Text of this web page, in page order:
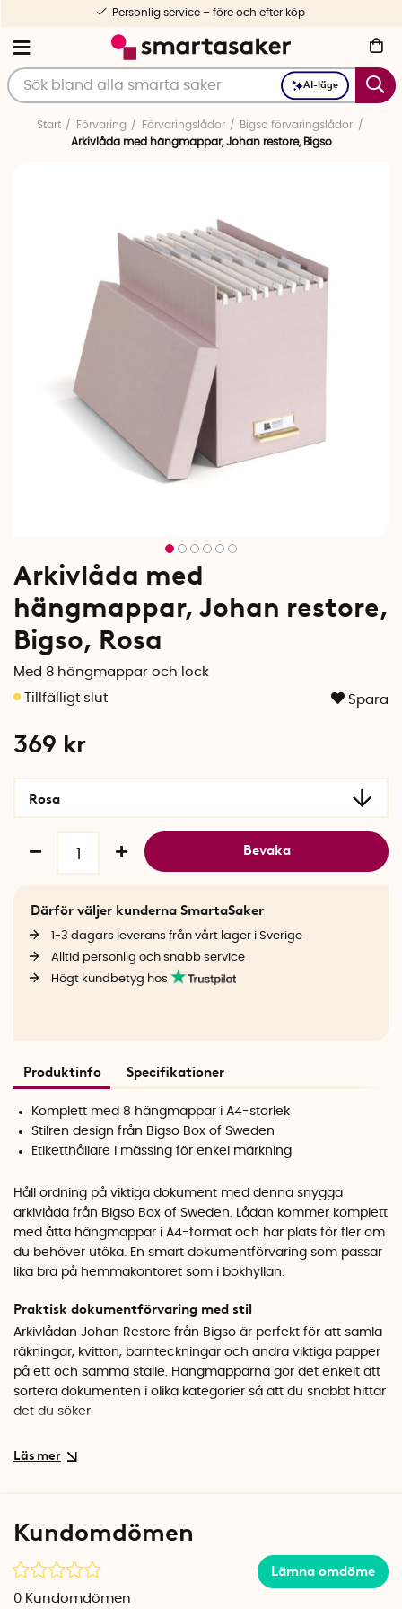
AI-läge
Personlig service – före och efter köp
Start Förvaring Förvaringslådor
Bigso förvaringslådor
Arkivlåda med hängmappar, Johan restore, Bigso
Arkivlåda med
hängmappar, Johan restore,
Bigso, Rosa
Med 8 hängmappar och lock
Spara
369 kr
Rosa
Bevaka
Därför väljer kunderna SmartaSaker
1-3 dagars leverans från vårt lager i Sverige
Alltid personlig och snabb service
Högt kundbetyg hos
Produktinfo Specifikationer
Komplett med 8 hängmappar i A4-storlek
Stilren design från Bigso Box of Sweden
Etiketthållare i mässing för enkel märkning
Håll ordning på viktiga dokument med denna snygga
arkivlåda från Bigso Box of Sweden. Lådan kommer komplett
med åtta hängmappar i A4-format och har plats för fler om
du behöver utöka. En smart dokumentförvaring som passar
lika bra på hemmakontoret som i bokhyllan.
Praktisk dokumentförvaring med stil
Arkivlådan Johan Restore från Bigso är perfekt för att samla
räkningar, kvitton, barnteckningar och andra viktiga papper
på ett och samma ställe. Hängmapparna gör det enkelt att
sortera dokumenten i olika kategorier så att du snabbt hittar
det du söker.
Hållbart materialval
intrycket av hela rummet.
Genomtänkta detaljer
Etiketthållaren i mässing på framsidan gör det lätt att märka
Kundomdömen
Lämna omdöme
0 Kundomdömen